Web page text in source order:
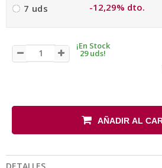
7 uds -12,29% dto.
¡En Stock
29 uds!
AÑADIR AL